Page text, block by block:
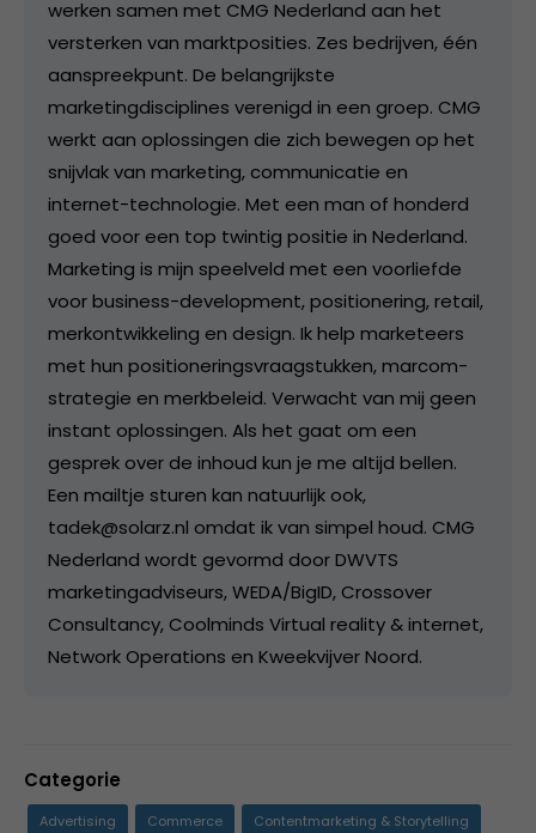
werken samen met CMG Nederland aan het
versterken van marktposities. Zes bedrijven, één
aanspreekpunt. De belangrijkste
marketingdisciplines verenigd in een groep. CMG
werkt aan oplossingen die zich bewegen op het
snijvlak van marketing, communicatie en
internet-technologie. Met een man of honderd
goed voor een top twintig positie in Nederland.
Marketing is mijn speelveld met een voorliefde
voor business-development, positionering, retail,
merkontwikkeling en design. Ik help marketeers
met hun positioneringsvraagstukken, marcom-
strategie en merkbeleid. Verwacht van mij geen
instant oplossingen. Als het gaat om een
gesprek over de inhoud kun je me altijd bellen.
Een mailtje sturen kan natuurlijk ook,
tadek@solarz.nl omdat ik van simpel houd. CMG
Nederland wordt gevormd door DWVTS
marketingadviseurs, WEDA/BigID, Crossover
Consultancy, Coolminds Virtual reality & internet,
Network Operations en Kweekvijver Noord.
Categorie
Advertising Commerce Contentmarketing & Storytelling